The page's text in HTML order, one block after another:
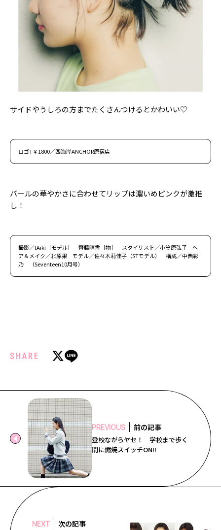
サイドやうしろの方までたくさんつけるとかわいい♡
ロゴT￥1800／西海岸ANCHOR原宿店
パールの華やかさに合わせてリップは濃いめピンクが激推
し！
撮影／tAiki［モデル］ 齊藤晴香［物］ スタイリスト／小笠原弘子 ヘ
ア＆メイク／北原果 モデル／佐々木莉佳子（STモデル） 構成／中西彩
乃 （Seventeen10月号）
SHARE
PREVIOUS 前の記事
登校ながらヤセ！ 学校まで歩く
間に燃焼スイッチON!!
NEXT 次の記事